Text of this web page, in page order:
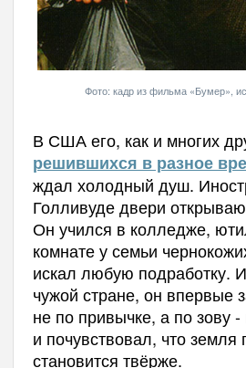
Фото: кадр из фильма «Бумер»,
В США его, как и многих
решившихся в разное
ждал холодный душ.
Голливуде двери
Он учился в колледже,
комнате у семьи
искал любую подработку.
чужой стране, он впервые
не по привычке, а по зову
и почувствовал, что земля
становится твёрже.